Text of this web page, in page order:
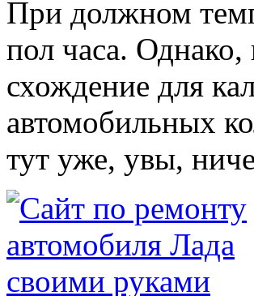
При должном
пол часа. Однако,
схождение для
автомобильных
тут уже, увы,